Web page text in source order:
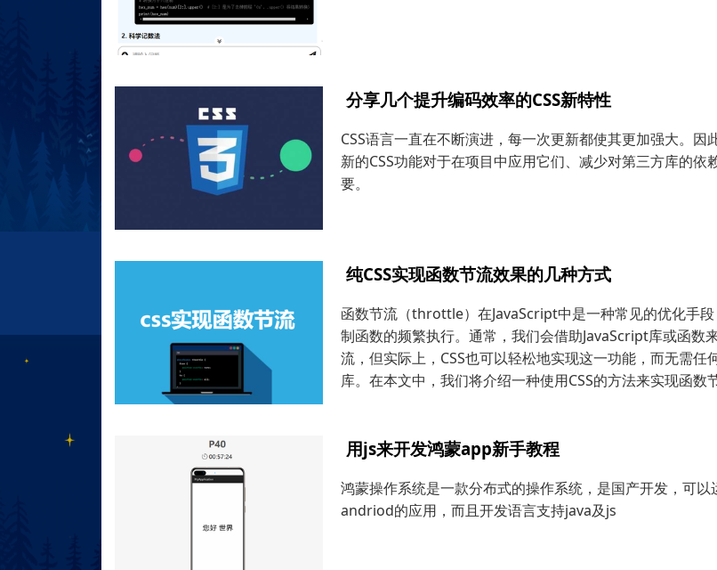
分享几个提升编码效率的CSS新特性
CSS语言一直在不断演进，每一次更新都使其更加强大。因
新的CSS功能对于在项目中应用它们、减少对第三方库的依
要。
纯CSS实现函数节流效果的几种方式
函数节流（throttle）在JavaScript中是一种常见的优化手
制函数的频繁执行。通常，我们会借助JavaScript库或函数
流，但实际上，CSS也可以轻松地实现这一功能，而无需任
库。在本文中，我们将介绍一种使用CSS的方法来实现函数
用js来开发鸿蒙app新手教程
鸿蒙操作系统是一款分布式的操作系统，是国产开发，可以
andriod的应用，而且开发语言支持java及js